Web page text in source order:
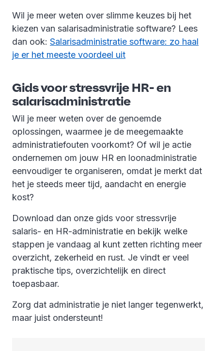
Wil je meer weten over slimme keuzes bij het
kiezen van salarisadministratie software? Lees
dan ook: Salarisadministratie software: zo haal
je er het meeste voordeel uit
Gids voor stressvrije HR- en
salarisadministratie
Wil je meer weten over de genoemde
oplossingen, waarmee je de meegemaakte
administratiefouten voorkomt? Of wil je actie
ondernemen om jouw HR en loonadministratie
eenvoudiger te organiseren, omdat je merkt dat
het je steeds meer tijd, aandacht en energie
kost?
Download dan onze gids voor stressvrije
salaris- en HR-administratie en bekijk welke
stappen je vandaag al kunt zetten richting meer
overzicht, zekerheid en rust. Je vindt er veel
praktische tips, overzichtelijk en direct
toepasbaar.
Zorg dat administratie je niet langer tegenwerkt,
maar juist ondersteunt!